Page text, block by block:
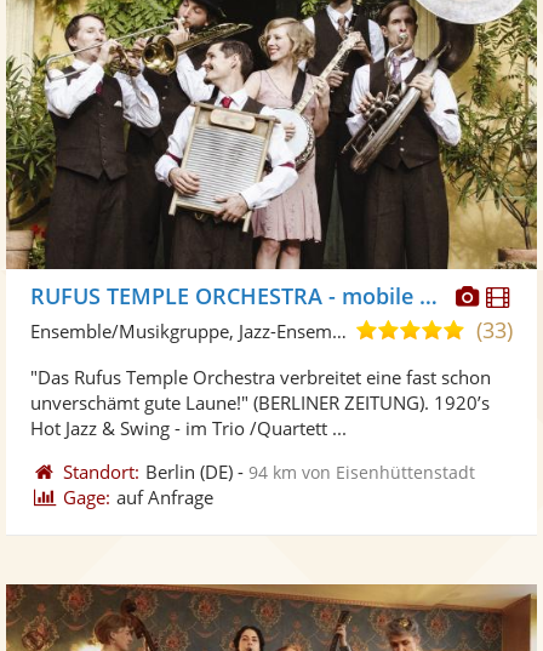
Fotos
RUFUS TEMPLE ORCHESTRA - mobile Band
5,0
5
(33)
Ensemble/Musikgruppe, Jazz-Ensemble
"Das Rufus Temple Orchestra verbreitet eine fast schon
unverschämt gute Laune!" (BERLINER ZEITUNG). 1920’s
Hot Jazz & Swing - im Trio /Quartett ...
Standort: Berlin (DE) -94 km von Eisenhüttenstadt
Gage: auf Anfrage